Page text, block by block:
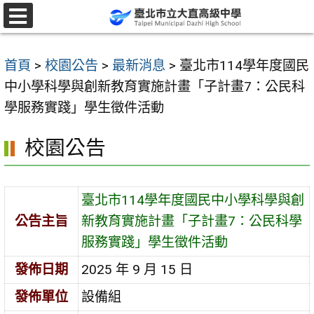
跳
至
要
內
容
首頁 > 校園公告 > 最新消息 > 臺北市114學年度國民
中小學科學與創新教育實施計畫「子計畫7：公民科
學服務實踐」學生徵件活動
校園公告
公告主旨
臺北市114學年度國民中小學科學與創
新教育實施計畫「子計畫7：公民科學
服務實踐」學生徵件活動
發佈日期
2025 年 9 月 15 日
發佈單位
設備組
選
單